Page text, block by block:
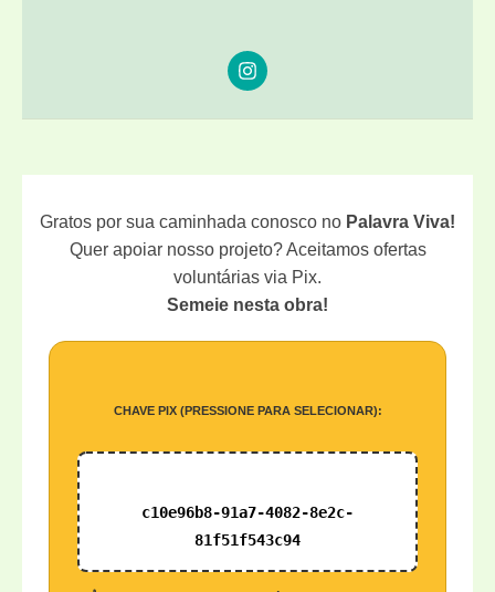
Gratos por sua caminhada conosco no Palavra Viva!
Quer apoiar nosso projeto? Aceitamos ofertas
voluntárias via Pix.
Semeie nesta obra!
CHAVE PIX (PRESSIONE PARA SELECIONAR):
c10e96b8-91a7-4082-8e2c-
81f51f543c94